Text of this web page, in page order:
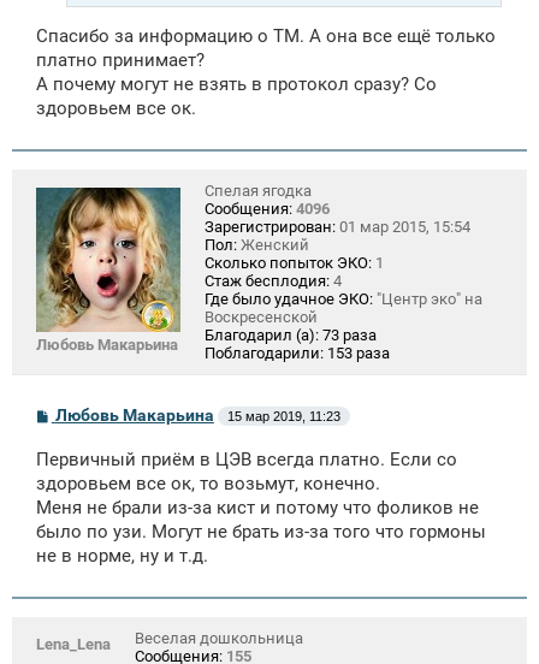
Спасибо за информацию о ТМ. А она все ещё только
платно принимает?
А почему могут не взять в протокол сразу? Со
здоровьем все ок.
Любовь Макарьина
Спелая ягодка
Сообщения: 4096
Зарегистрирован: 01 мар 2015, 15:54
Пол: Женский
Сколько попыток ЭКО: 1
Стаж бесплодия: 4
Где было удачное ЭКО: "Центр эко" на
Воскресенской
Благодарил (а): 73 раза
Поблагодарили: 153 раза
С
б
щ
е
н
и
Любовь Макарьина 15 мар 2019, 11:23
Первичный приём в ЦЭВ всегда платно. Если со
здоровьем все ок, то возьмут, конечно.
Меня не брали из-за кист и потому что фоликов не
было по узи. Могут не брать из-за того что гормоны
не в норме, ну и т.д.
Lena_Lena
Веселая дошкольница
Сообщения: 155